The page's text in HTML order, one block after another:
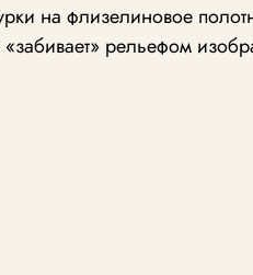
на флизелиновое
рельефом